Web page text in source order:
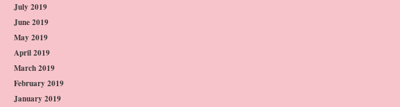
July 2019
June 2019
May 2019
April 2019
March 2019
February 2019
January 2019